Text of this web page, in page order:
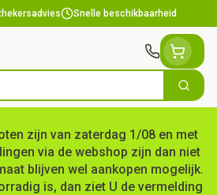
Snelle beschikbaarheid
Zoek
zijn van zaterdag 1/08 en met
via de webshop zijn dan niet
blijven wel aankopen mogelijk.
is, dan ziet U de vermelding